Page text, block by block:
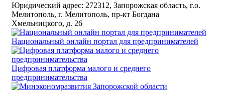
Юридический адрес: 272312, Запорожская область, г.о.
Мелитополь, г. Мелитополь, пр-кт Богдана
Хмельницкого, д. 26
Национальный онлайн портал для предпринимателей
Цифровая платформа малого и среднего
предпринимательства